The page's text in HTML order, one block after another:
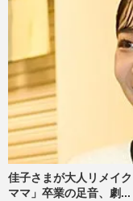
佳子さまが大人リメイ
ママ」卒業の足音、劇...